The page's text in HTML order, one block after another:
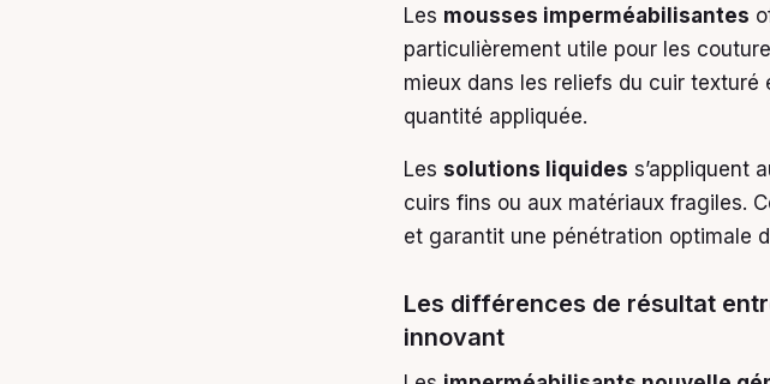
Les mousses imperméabilisantes
particulièrement utile pour les
mieux dans les reliefs du cuir
quantité appliquée.
Les solutions liquides s’appliquent
cuirs fins ou aux matériaux fragiles.
et garantit une pénétration optimale
Les différences de résultat
innovant